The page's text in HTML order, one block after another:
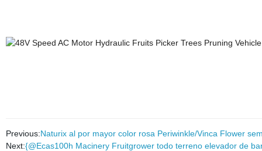
Previous:Naturix al por mayor color rosa Periwinkle/Vinca Flower
Next:{@Ecas100h Macinery Fruitgrower todo terreno elevador de